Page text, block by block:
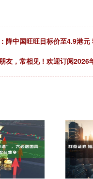
降中国旺旺目标价至4.9港
友，常相见！欢迎订阅2026